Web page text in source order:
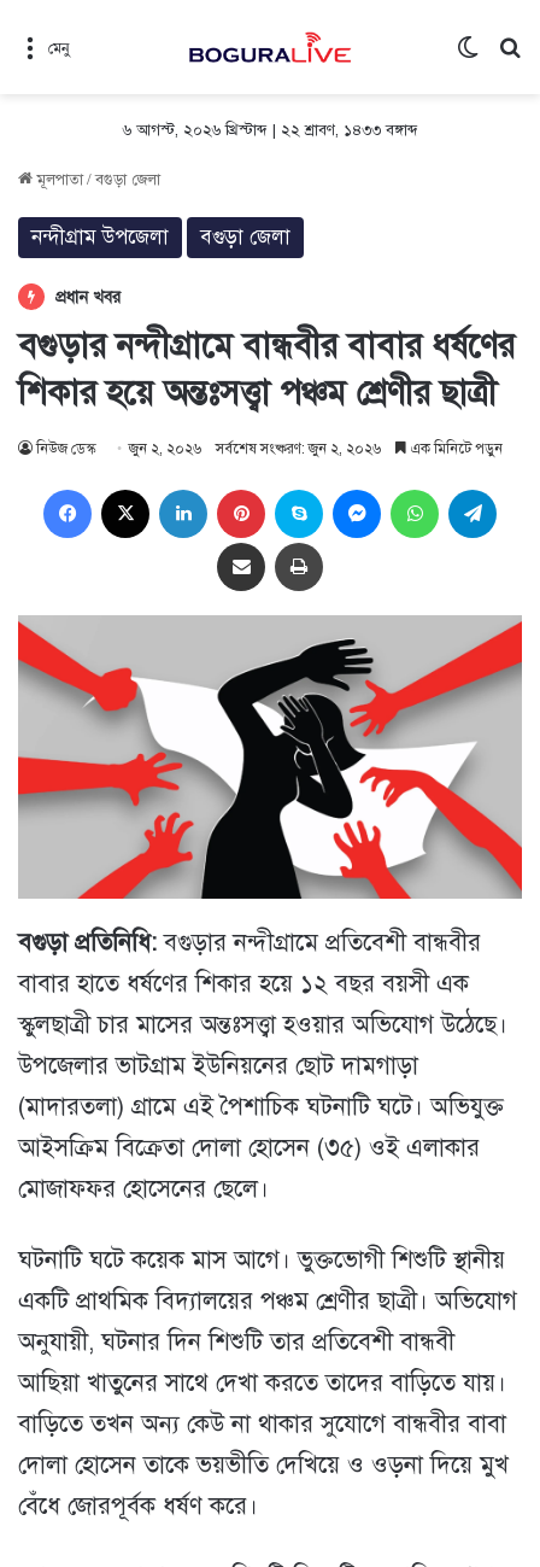
মেনু
৬ আগস্ট, ২০২৬ খ্রিস্টাব্দ| ২২ শ্রাবণ, ১৪৩৩ বঙ্গাব্দ
মূলপাতা/বগুড়া জেলা
নন্দীগ্রাম উপজেলা বগুড়া জেলা
প্রধান খবর
বগুড়ার নন্দীগ্রামে বান্ধবীর বাবার ধর্ষণের
শিকার হয়ে অন্তঃসত্ত্বা পঞ্চম শ্রেণীর ছাত্রী
নিউজ ডেস্ক জুন ২, ২০২৬ সর্বশেষ সংষ্করণ: জুন ২, ২০২৬ এক মিনিটে পড়ুন
Facebook LinkedIn Pinterest Skype MessengerWhatsApp
Share via Email প্রিন্ট
বগুড়া প্রতিনিধি: বগুড়ার নন্দীগ্রামে প্রতিবেশী বান্ধবীর
বাবার হাতে ধর্ষণের শিকার হয়ে ১২ বছর বয়সী এক
স্কুলছাত্রী চার মাসের অন্তঃসত্ত্বা হওয়ার অভিযোগ উঠেছে।
উপজেলার ভাটগ্রাম ইউনিয়নের ছোট দামগাড়া
(মাদারতলা) গ্রামে এই পৈশাচিক ঘটনাটি ঘটে। অভিযুক্ত
আইসক্রিম বিক্রেতা দোলা হোসেন (৩৫) ওই এলাকার
মোজাফফর হোসেনের ছেলে।
ঘটনাটি ঘটে কয়েক মাস আগে। ভুক্তভোগী শিশুটি স্থানীয়
একটি প্রাথমিক বিদ্যালয়ের পঞ্চম শ্রেণীর ছাত্রী। অভিযোগ
অনুযায়ী, ঘটনার দিন শিশুটি তার প্রতিবেশী বান্ধবী
আছিয়া খাতুনের সাথে দেখা করতে তাদের বাড়িতে যায়।
বাড়িতে তখন অন্য কেউ না থাকার সুযোগে বান্ধবীর বাবা
দোলা হোসেন তাকে ভয়ভীতি দেখিয়ে ও ওড়না দিয়ে মুখ
বেঁধে জোরপূর্বক ধর্ষণ করে।